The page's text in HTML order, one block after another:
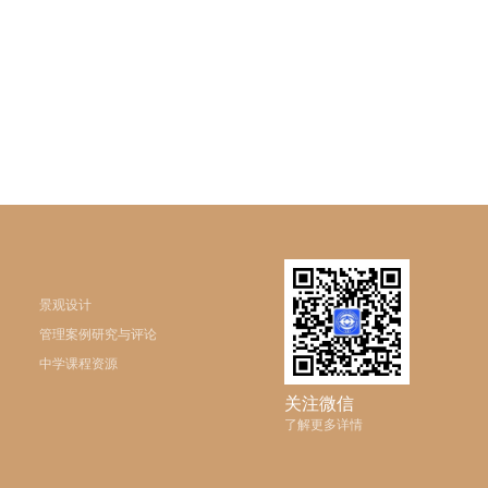
景观设计
管理案例研究与评论
中学课程资源
关注微信
了解更多详情